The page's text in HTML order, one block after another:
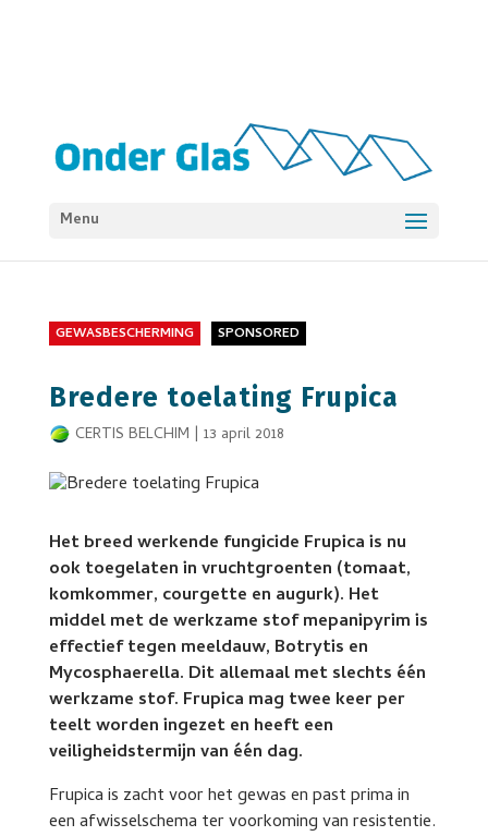
Menu
GEWASBESCHERMING SPONSORED
Bredere toelating Frupica
CERTIS BELCHIM | 13 april 2018
Het breed werkende fungicide Frupica is nu
ook toegelaten in vruchtgroenten (tomaat,
komkommer, courgette en augurk). Het
middel met de werkzame stof mepanipyrim is
effectief tegen meeldauw, Botrytis en
Mycosphaerella. Dit allemaal met slechts één
werkzame stof. Frupica mag twee keer per
teelt worden ingezet en heeft een
veiligheidstermijn van één dag.
Frupica is zacht voor het gewas en past prima in
een afwisselschema ter voorkoming van resistentie.